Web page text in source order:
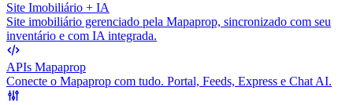
Site Imobiliário + IA
Site imobiliário gerenciado pela Mapaprop, sincronizado com seu
inventário e com IA integrada.
APIs Mapaprop
Conecte o Mapaprop com tudo. Portal, Feeds, Express e Chat AI.